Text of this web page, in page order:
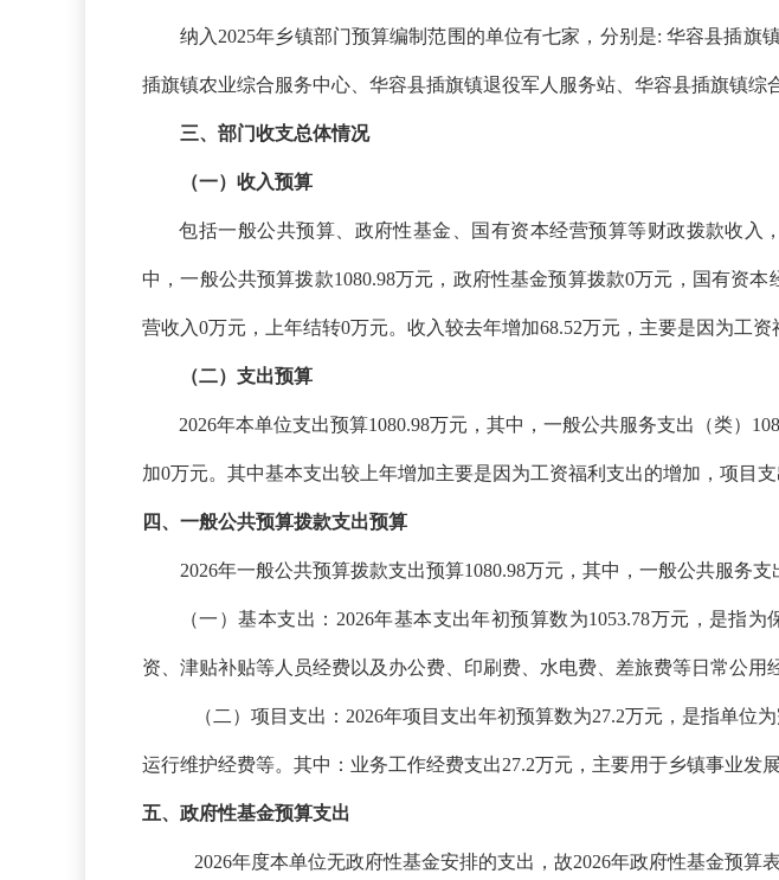
纳入 2025年乡镇部门预算编制范围的单位有七家，分别是: 华容县插
插旗镇农业综合服务中心、华容县插旗镇退役军人服务站、华容县插旗镇综
三、部门收支总体情况
（一）收入预算
包括一般公共预算、政府性基金、国有资本经营预算等财政拨款收入
中，一般公共预算拨款1080.98万元，政府性基金预算拨款0万元，国有资
营收入0万元，上年结转0万元。收入较去年增加68.52万元，主要是因为工资
（二）支出预算
2026年本单位支出预算1080.98万元，其中，一般公共服务支出（类）
加0万元。其中基本支出较上年增加主要是因为工资福利支出的增加，项目支
四、一般公共预算拨款支出预算
2026年一般公共预算拨款支出预算1080.98万元，其中，一般公共服务
（一）基本支出： 2026年基本支出年初预算数为1053.78万元，是指
资、津贴补贴等人员经费以及办公费、印刷费、水电费、差旅费等日常公用
（二）项目支出： 2026年项目支出年初预算数为27.2万元，是指单位
运行维护经费等。其中：业务工作经费支出27.2万元，主要用于乡镇事业发展
五、政府性基金预算支出
2026年度本单位无政府性基金安排的支出，故2026年政府性基金预算表